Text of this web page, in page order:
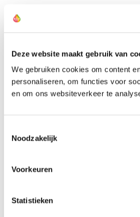
Deze website maakt gebruik van
We gebruiken cookies om content
personaliseren, om functies voor
en om ons websiteverkeer te
Noodzakelijk
Voorkeuren
Statistieken